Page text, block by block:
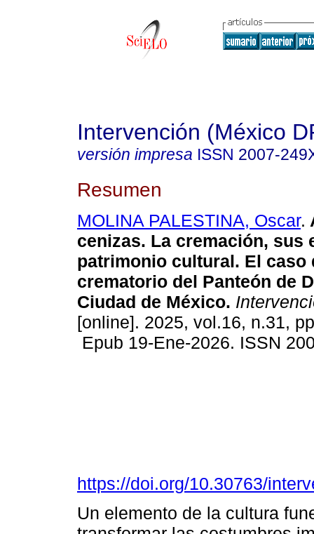
Intervención (México
versión impresa ISSN 2007-
Resumen
MOLINA PALESTINA, Oscar.
cenizas. La cremación, sus
patrimonio cultural. El caso
crematorio del Panteón de
Ciudad de México.
[online]. 2025, vol.16, n.31,
Epub 19-Ene-2026. ISSN
https://doi.org/10.30763/
Un elemento de la cultura